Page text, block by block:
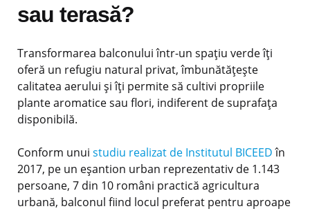
sau terasă?
Transformarea balconului într-un spațiu verde îți
oferă un refugiu natural privat, îmbunătățește
calitatea aerului și îți permite să cultivi propriile
plante aromatice sau flori, indiferent de suprafața
disponibilă.
Conform unui studiu realizat de Institutul BICEEDîn
2017, pe un eșantion urban reprezentativ de 1.143
persoane, 7 din 10 români practică agricultura
urbană, balconul fiind locul preferat pentru aproape